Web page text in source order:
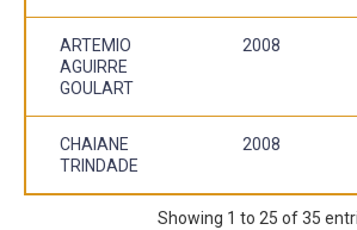
ARTEMIO
AGUIRRE
GOULART
2008
CHAIANE
TRINDADE
2008
Showing 1 to 25 of 35